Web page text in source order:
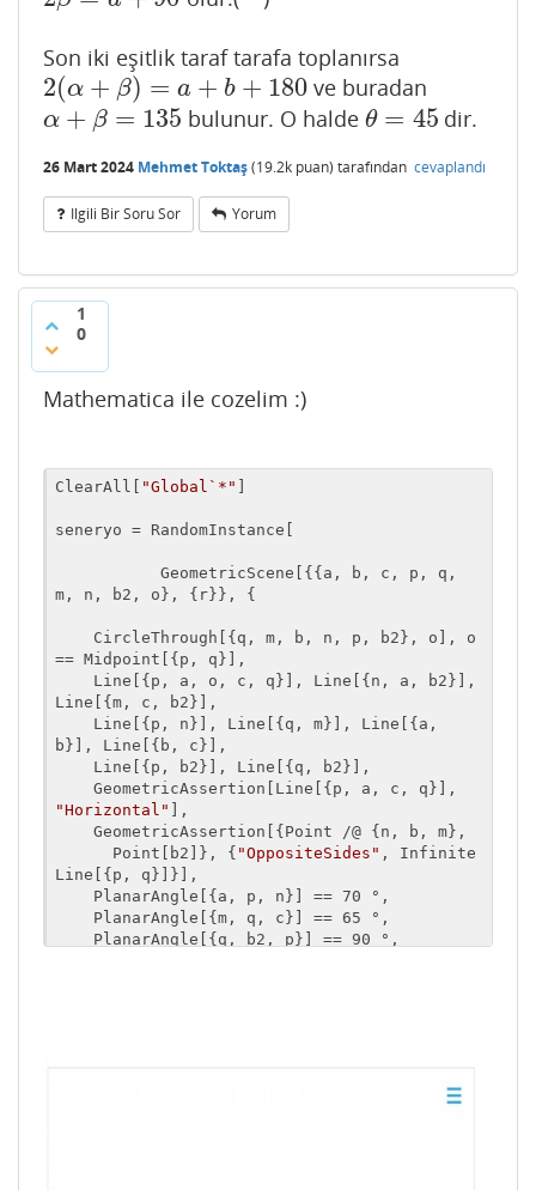
Son iki eşitlik taraf tarafa toplanırsa
2(α + β) = a + b + 180
2(α+ β)= a+ b+180 ve buradan
α + β = 135
α+β= 135 bulunur. O haldeθ = 45
θ =45 dir.
26 Mart 2024 Mehmet Toktaş(19.2k puan) tarafından cevaplandı
Ilgili Bir Soru Sor Yorum
1
0
Mathematica ile cozelim :)
ClearAll[ "Global`*"
seneryo = RandomInstance[
m, n, b2, o}, {r}}, {
== Midpoint[{p, q}],
Line[{m, c, b2}],
b}], Line[{b, c}],
"Horizontal" ],
      Point[b2]}, {
"OppositeSides" , Infinite
Line[{p, q}]}],